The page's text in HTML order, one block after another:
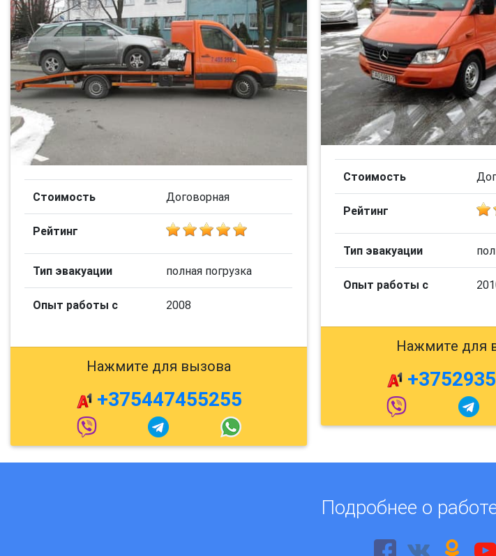
Стоимость Договорная
Рейтинг
Тип эвакуации полная погрузка
Опыт работы с 2008
Нажмите для вызова
+375447455255
Стоимость
Рейтинг
Тип эвакуации
Опыт работы с
Нажмите для
Подробнее о